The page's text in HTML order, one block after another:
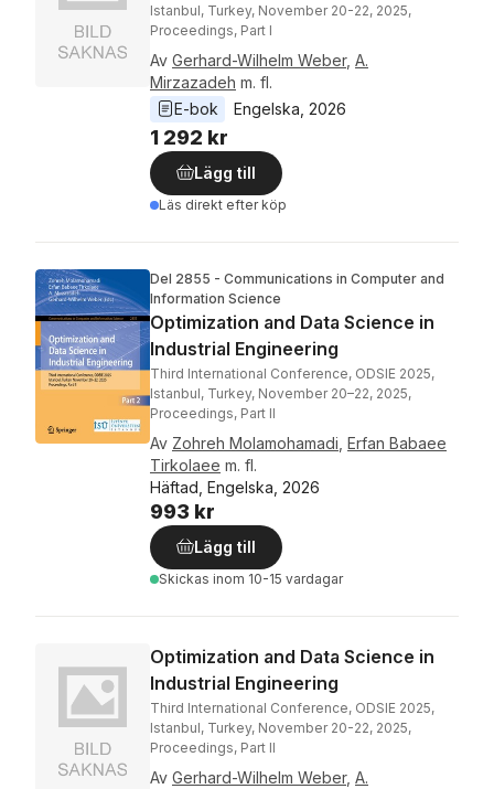
Istanbul, Turkey, November 20-22, 2025,
Proceedings, Part I
Av Gerhard-Wilhelm Weber, A.
Mirzazadeh m. fl.
E-bok
Engelska 2026
1 292 kr
Lägg till
Läs direkt efter köp
Del 2855 - Communications in Computer and
Information Science
Optimization and Data Science in
Industrial Engineering
Third International Conference, ODSIE 2025,
Istanbul, Turkey, November 20–22, 2025,
Proceedings, Part II
Av Zohreh Molamohamadi Erfan Babaee
Tirkolaee m. fl.
Häftad, Engelska, 2026
993 kr
Lägg till
Skickas inom 10-15 vardagar
Optimization and Data Science in
Industrial Engineering
Third International Conference, ODSIE 2025,
Istanbul, Turkey, November 20-22, 2025,
Proceedings, Part II
Av Gerhard-Wilhelm Weber, A.